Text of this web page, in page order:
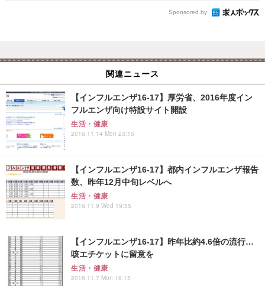
Sponsored by
関連ニュース
【インフルエンザ16-17】厚労省、2016年度イン
フルエンザ向け特設サイト開設
生活・健康
2016.11.14 Mon 23:15
【インフルエンザ16-17】都内インフルエンザ報告
数、昨年12月中旬レベルへ
生活・健康
2016.11.9 Wed 19:55
【インフルエンザ16-17】昨年比約4.6倍の流行…
咳エチケットに留意を
生活・健康
2016.11.7 Mon 16:15